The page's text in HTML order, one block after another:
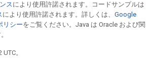
スにより使用許諾されます。コードサンプルは
により使用許諾されます。詳しくは、 Google
リシーをご覧ください。Java は Oracle および関
。